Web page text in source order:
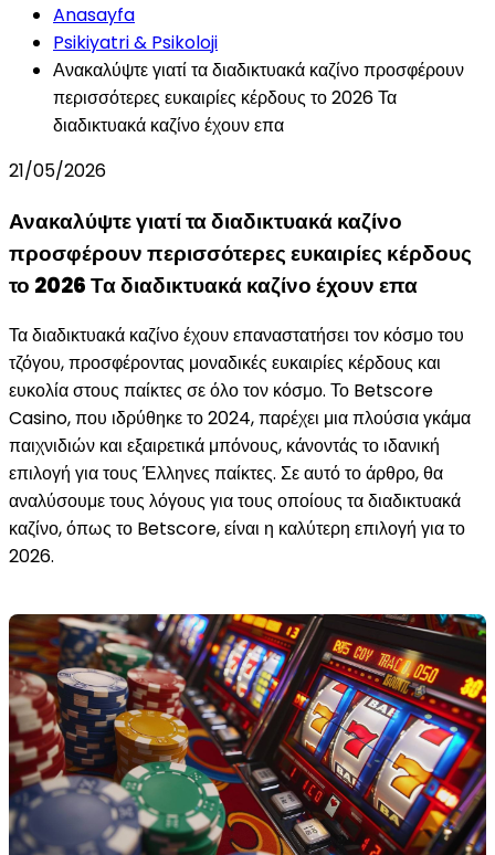
Anasayfa
Psikiyatri & Psikoloji
Ανακαλύψτε γιατί τα διαδικτυακά καζίνο προσφέρουν
περισσότερες ευκαιρίες κέρδους το 2026 Τα
διαδικτυακά καζίνο έχουν επα
21/05/2026
Ανακαλύψτε γιατί τα διαδικτυακά καζίνο
προσφέρουν περισσότερες ευκαιρίες κέρδους
το 2026 Τα διαδικτυακά καζίνο έχουν επα
Τα διαδικτυακά καζίνο έχουν επαναστατήσει τον κόσμο του
τζόγου, προσφέροντας μοναδικές ευκαιρίες κέρδους και
ευκολία στους παίκτες σε όλο τον κόσμο. Το Betscore
Casino, που ιδρύθηκε το 2024, παρέχει μια πλούσια γκάμα
παιχνιδιών και εξαιρετικά μπόνους, κάνοντάς το ιδανική
επιλογή για τους Έλληνες παίκτες. Σε αυτό το άρθρο, θα
αναλύσουμε τους λόγους για τους οποίους τα διαδικτυακά
καζίνο, όπως το Betscore, είναι η καλύτερη επιλογή για το
2026.